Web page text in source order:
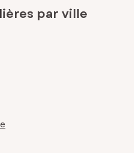
par ville